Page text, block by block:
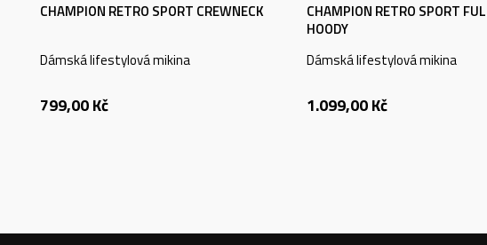
CHAMPION RETRO SPORT CREWNECK
Dámská lifestylová mikina
799,00Kč
CHAMPION RETRO SPORT
HOODY
Dámská lifestylová mikina
1.099,00Kč